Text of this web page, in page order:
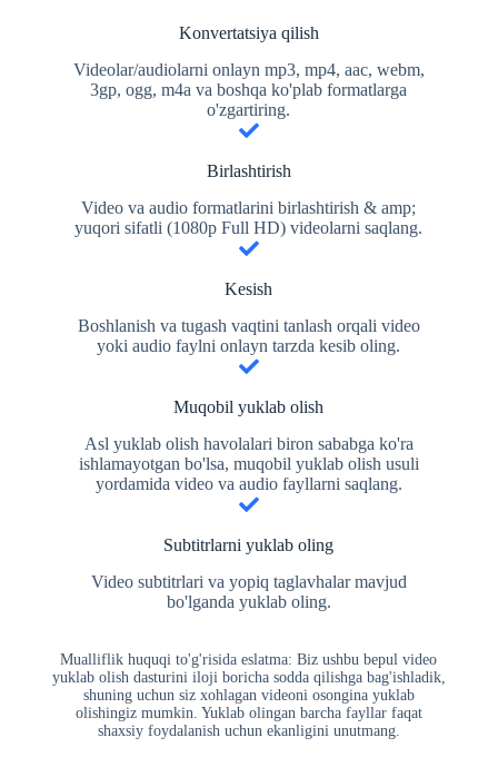
Konvertatsiya qilish
Videolar/audiolarni onlayn mp3, mp4, aac, webm,
3gp, ogg, m4a va boshqa ko'plab formatlarga
o'zgartiring.
Birlashtirish
Video va audio formatlarini birlashtirish & amp;
yuqori sifatli (1080p Full HD) videolarni saqlang.
Kesish
Boshlanish va tugash vaqtini tanlash orqali video
yoki audio faylni onlayn tarzda kesib oling.
Muqobil yuklab olish
Asl yuklab olish havolalari biron sababga ko'ra
ishlamayotgan bo'lsa, muqobil yuklab olish usuli
yordamida video va audio fayllarni saqlang.
Subtitrlarni yuklab oling
Video subtitrlari va yopiq taglavhalar mavjud
bo'lganda yuklab oling.
Mualliflik huquqi to'g'risida eslatma: Biz ushbu bepul video
yuklab olish dasturini iloji boricha sodda qilishga bag'ishladik,
shuning uchun siz xohlagan videoni osongina yuklab
olishingiz mumkin. Yuklab olingan barcha fayllar faqat
shaxsiy foydalanish uchun ekanligini unutmang.